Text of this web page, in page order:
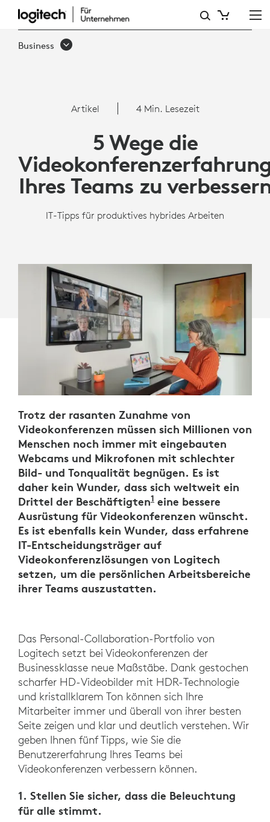
VIDEOKONFERENZEN
PRODUKTIVER
Business
Artikel 4 Min. Lesezeit
5 Wege die
Ihres Teams zu
IT-Tipps für produktives hybrides Arbeiten
Trotz der rasanten Zunahme von
Videokonferenzen müssen sich Millionen von
Menschen noch immer mit eingebauten
Webcams und Mikrofonen mit schlechter
Bild- und Tonqualität begnügen. Es ist
daher kein Wunder, dass sich weltweit ein
Drittel der Beschäftigten1 Logitech E-Book:
eine bessere
Ausrüstung für Videokonferenzen wünscht.
Es ist ebenfalls kein Wunder, dass erfahrene
IT-Entscheidungsträger auf
Videokonferenzlösungen von Logitech
setzen, um die persönlichen Arbeitsbereiche
ihrer Teams auszustatten.
Das Personal-Collaboration-Portfolio von
Logitech setzt bei Videokonferenzen der
Businessklasse neue Maßstäbe. Dank gestochen
scharfer HD-Videobilder mit HDR-Technologie
und kristallklarem Ton können sich Ihre
Mitarbeiter immer und überall von ihrer besten
Seite zeigen und klar und deutlich verstehen. Wir
geben Ihnen fünf Tipps, wie Sie die
Benutzererfahrung Ihres Teams bei
Videokonferenzen verbessern können.
1. Stellen Sie sicher, dass die Beleuchtung
für alle stimmt.